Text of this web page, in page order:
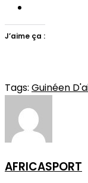
J’aime ça :
Tags: Guinéen
AFRICASPORT